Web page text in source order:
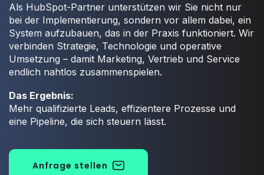
Als HubSpot-Partner unterstützen wir Sie nicht nur
bei der Implementierung, sondern vor allem dabei, ein
System aufzubauen, das in der Praxis funktioniert. Wir
verbinden Strategie, Technologie und operative
Umsetzung – damit Marketing, Vertrieb und Service
endlich nahtlos zusammenspielen.
Das Ergebnis:
Mehr qualifizierte Leads, effizientere Prozesse und
eine Pipeline, die sich steuern lässt.
Anfrage stellen